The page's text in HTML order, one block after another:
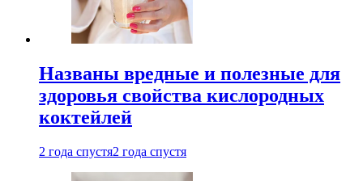
Названы вредные и полезные для
здоровья свойства кислородных
коктейлей
2 года спустя2 года спустя